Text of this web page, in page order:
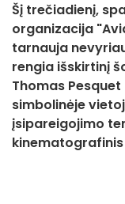
Šį trečiadienį,
organizacija
tarnauja
rengia išskirtinį
Thomas
simbolinėje
įsipareigojimo